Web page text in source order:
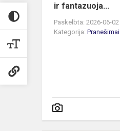
ir fantazuoja...
Paskelbta: 2026-06-02
Kategorija: Pranešimai